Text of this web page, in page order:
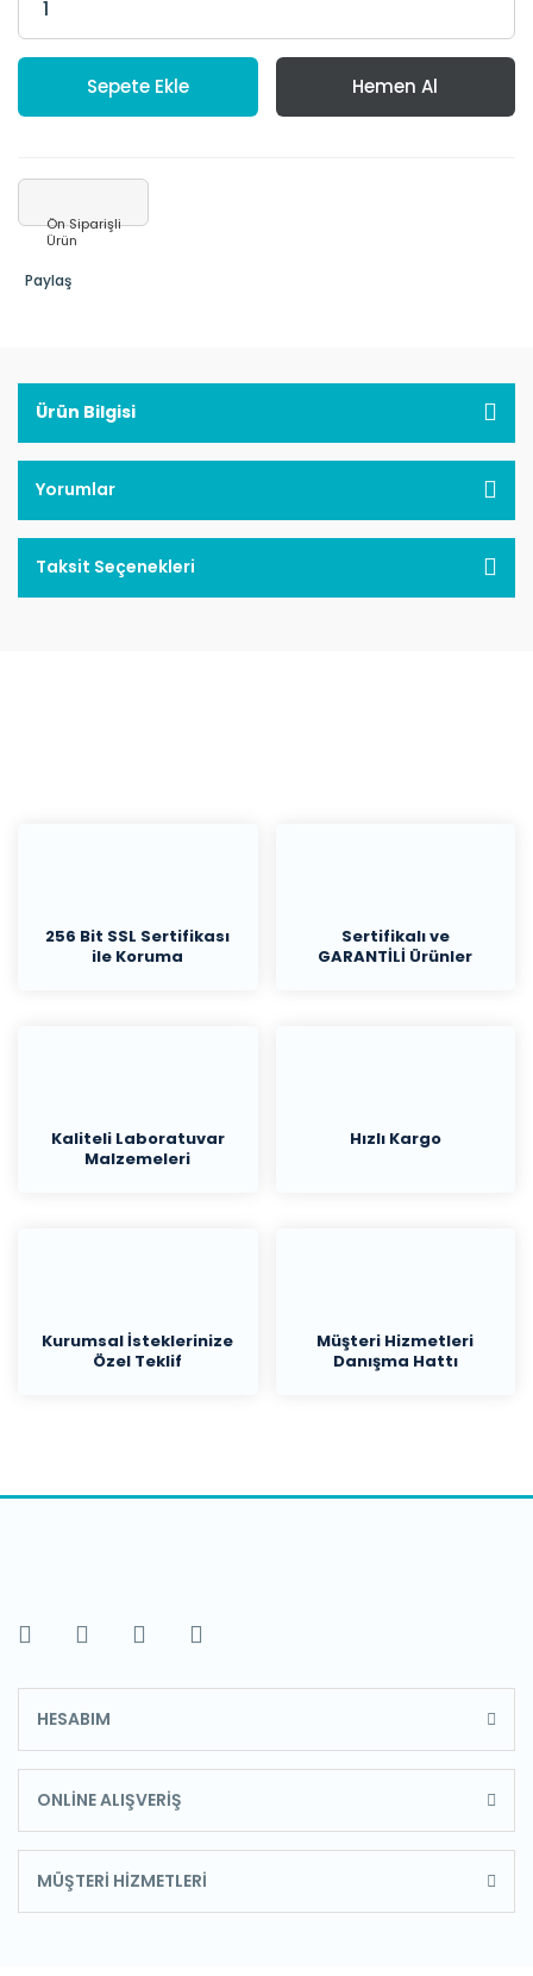
Sepete Ekle Hemen Al
Ön Siparişli
Ürün
Paylaş
Ürün Bilgisi
Yorumlar
Taksit Seçenekleri
256 Bit SSL Sertifikası
ile Koruma
Sertifikalı ve
GARANTİLİ Ürünler
Kaliteli Laboratuvar
Malzemeleri
Hızlı Kargo
Kurumsal İsteklerinize
Özel Teklif
Müşteri Hizmetleri
Danışma Hattı
HESABIM
ONLİNE ALIŞVERİŞ
MÜŞTERİ HİZMETLERİ